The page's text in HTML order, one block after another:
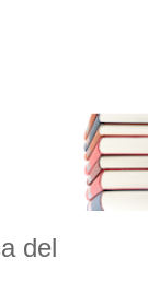
del